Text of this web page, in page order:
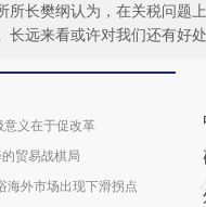
所长樊纲认为，在关税问题
长远来看或许对我们还有好
义在于促改革
贸易战棋局
海外市场出现下滑拐点